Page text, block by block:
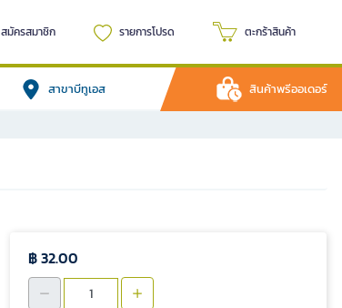
สมัครสมาชิก รายการโปรด ตะกร้าสินค้า
สาขาบีทูเอส สินค้าพรีออเดอร์
฿ 32.00